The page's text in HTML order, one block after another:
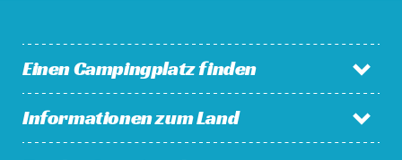
Einen Campingplatz finden
Campingplätze in den Niederlanden
Campingplätze in Belgien
Informationen zum Land